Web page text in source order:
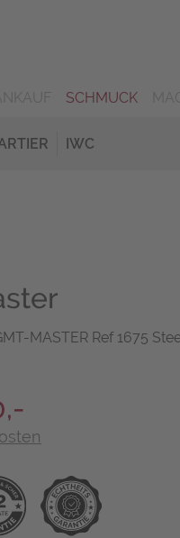
SCHMUCK
IWC
MASTER Ref 1675